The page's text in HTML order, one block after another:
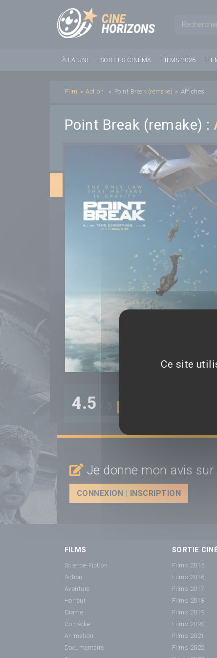
À LA UNE SORTIES CINÉMA FILMS 2026
Film » Action » Point Break (remake) » Affiches
Point Break (remake) :
4.5
Je donne mon avis sur
CONNEXION | INSCRIPTION
FILMS
Science-Fiction
Action
Aventure
Horreur
Drame
Comédie
Animation
Documentaire
SORTIE
Films 2015
Films 2016
Films 2017
Films 2018
Films 2019
Films 2020
Films 2021
Films 2022
Panneau de gestion des cookies
Ce site